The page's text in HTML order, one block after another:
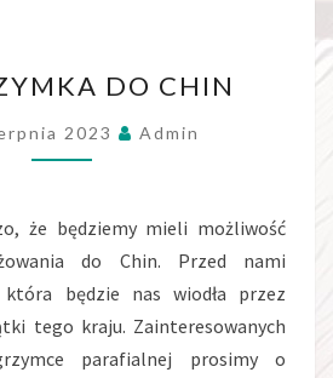
DO
CHIN
DO CHIN
2023 Admin
że będziemy mieli możliwość
do Chin. Przed nami
która będzie nas wiodła przez
tego kraju. Zainteresowanych
parafialnej prosimy o